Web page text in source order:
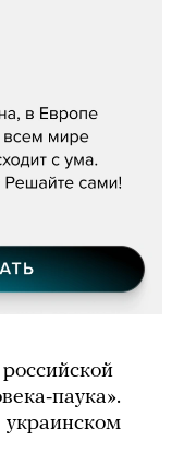
сердце
паука».